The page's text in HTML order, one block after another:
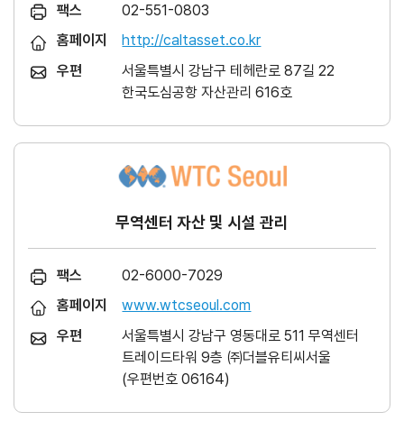
팩스
02-551-0803
홈페이지
http://caltasset.co.kr
우편
서울특별시 강남구 테헤란로 87길 22
한국도심공항 자산관리 616호
무역센터 자산 및 시설 관리
팩스
02-6000-7029
홈페이지
www.wtcseoul.com
우편
서울특별시 강남구 영동대로 511 무역센터
트레이드타워 9층 ㈜더블유티씨서울
(우편번호 06164)